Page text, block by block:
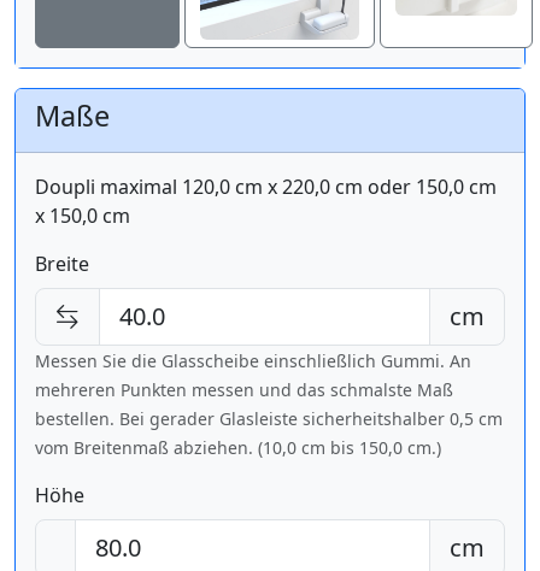
Maße
Doupli maximal 120,0 cm x 220,0 cm oder 150,0 cm
x 150,0 cm
Breite
cm
Messen Sie die Glasscheibe einschließlich Gummi. An
mehreren Punkten messen und das schmalste Maß
bestellen. Bei gerader Glasleiste sicherheitshalber 0,5 cm
vom Breitenmaß abziehen. (10,0 cm bis 150,0 cm.)
Höhe
cm